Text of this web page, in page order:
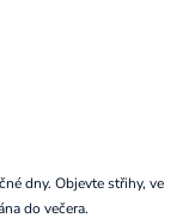
dny. Objevte střihy, ve
do večera.